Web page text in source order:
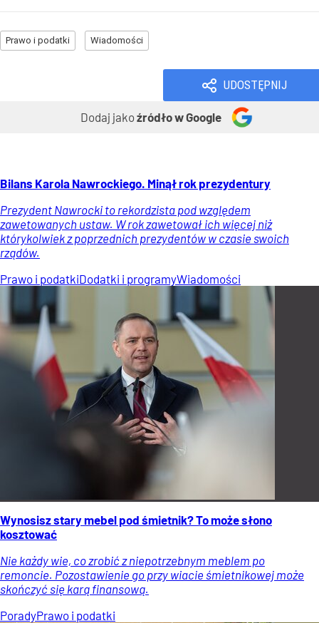
Prawo i podatki Wiadomości
UDOSTĘPNIJ
Dodaj jakoźródło w Google
Bilans Karola Nawrockiego. Minął rok prezydentury
Prezydent Nawrocki to rekordzista pod względem
zawetowanych ustaw. W rok zawetował ich więcej niż
którykolwiek z poprzednich prezydentów w czasie swoich
rządów.
Prawo i podatkiDodatki i programyWiadomości
Wynosisz stary mebel pod śmietnik? To może słono
kosztować
Nie każdy wie, co zrobić z niepotrzebnym meblem po
remoncie. Pozostawienie go przy wiacie śmietnikowej może
skończyć się karą finansową.
PoradyPrawo i podatki